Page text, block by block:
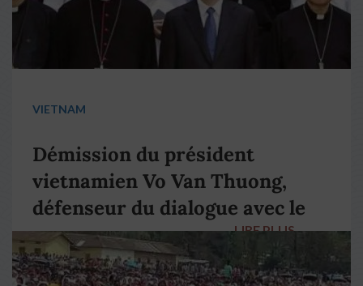
VIETNAM
Démission du président
vietnamien Vo Van Thuong,
défenseur du dialogue avec le
pape François
LIRE PLUS →